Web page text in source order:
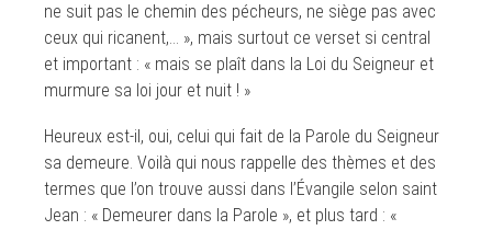
ne suit pas le chemin des pécheurs, ne siège pas avec
ceux qui ricanent,… », mais surtout ce verset si central
et important : « mais se plaît dans la Loi du Seigneur et
murmure sa loi jour et nuit ! »
Heureux est-il, oui, celui qui fait de la Parole du Seigneur
sa demeure. Voilà qui nous rappelle des thèmes et des
termes que l’on trouve aussi dans l’Évangile selon saint
Jean : « Demeurer dans la Parole », et plus tard : «